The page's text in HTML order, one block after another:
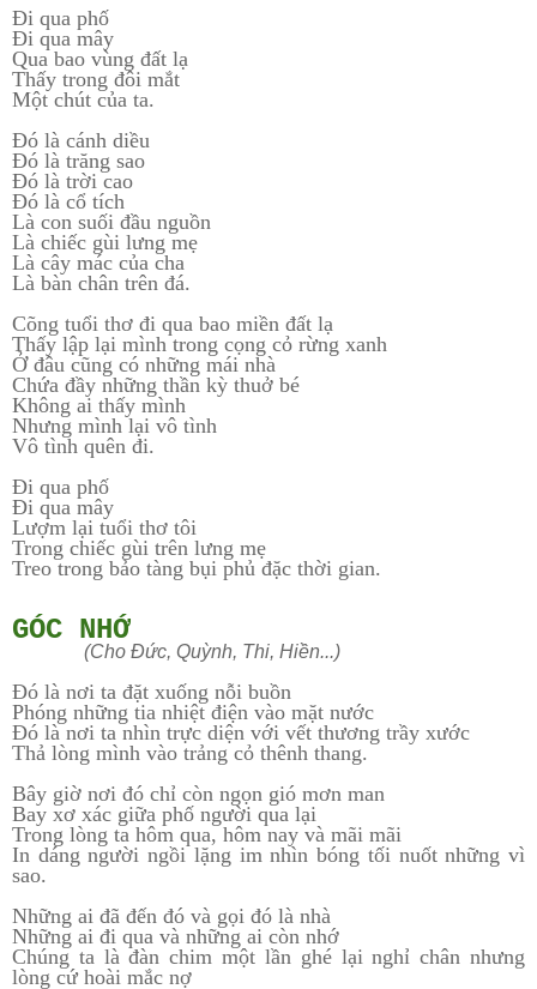
Đi qua phố
Đi qua mây
Qua bao vùng đất lạ
Thấy trong đôi mắt
Một chút của ta.
Đó là cánh diều
Đó là trăng sao
Đó là trời cao
Đó là cổ tích
Là con suối đầu nguồn
Là chiếc gùi lưng mẹ
Là cây mác của cha
Là bàn chân trên đá.
Cõng tuổi thơ đi qua bao miền đất lạ
Thấy lập lại mình trong cọng cỏ rừng xanh
Ở đâu cũng có những mái nhà
Chứa đầy những thần kỳ thuở bé
Không ai thấy mình
Nhưng mình lại vô tình
Vô tình quên đi.
Đi qua phố
Đi qua mây
Lượm lại tuổi thơ tôi
Trong chiếc gùi trên lưng mẹ
Treo trong bảo tàng bụi phủ đặc thời gian.
GÓC NHỚ
(Cho Đức, Quỳnh, Thi, Hiền...)
Đó là nơi ta đặt xuống nỗi buồn
Phóng những tia nhiệt điện vào mặt nước
Đó là nơi ta nhìn trực diện với vết thương trầy xước
Thả lòng mình vào trảng cỏ thênh thang.
Bây giờ nơi đó chỉ còn ngọn gió mơn man
Bay xơ xác giữa phố người qua lại
Trong lòng ta hôm qua, hôm nay và mãi mãi
In dáng người ngồi lặng im nhìn bóng tối nuốt những vì
sao.
Những ai đã đến đó và gọi đó là nhà
Những ai đi qua và những ai còn nhớ
Chúng ta là đàn chim một lần ghé lại nghỉ chân nhưng
lòng cứ hoài mắc nợ